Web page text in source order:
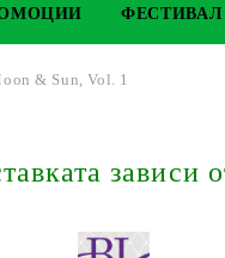
OH! TCG
NOVEL
ФИГУРКИ
& Sun, Vol. 1
зависи